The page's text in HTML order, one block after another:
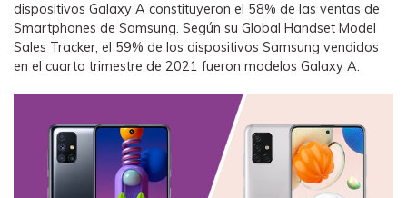
dispositivos Galaxy A constituyeron el 58% de las ventas de
Smartphones de Samsung. Según su Global Handset Model
Sales Tracker, el 59% de los dispositivos Samsung vendidos
en el cuarto trimestre de 2021 fueron modelos Galaxy A.